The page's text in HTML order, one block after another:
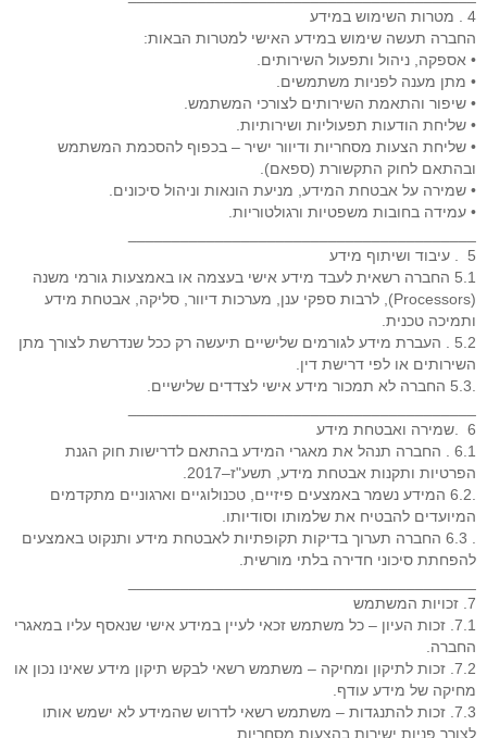
4 . מטרות השימוש במידע
החברה תעשה שימוש במידע האישי למטרות הבאות:
• אספקה, ניהול ותפעול השירותים.
• מתן מענה לפניות משתמשים.
• שיפור והתאמת השירותים לצורכי המשתמש.
• שליחת הודעות תפעוליות ושירותיות.
• שליחת הצעות מסחריות ודיוור ישיר – בכפוף להסכמת המשתמש
ובהתאם לחוק התקשורת (ספאם).
• שמירה על אבטחת המידע, מניעת הונאות וניהול סיכונים.
• עמידה בחובות משפטיות ורגולטוריות.
5 . עיבוד ושיתוף מידע
5.1 החברה רשאית לעבד מידע אישי בעצמה או באמצעות גורמי משנה
(Processors), לרבות ספקי ענן, מערכות דיוור, סליקה, אבטחת מידע
ותמיכה טכנית.
5.2 . העברת מידע לגורמים שלישיים תיעשה רק ככל שנדרשת לצורך מתן
השירותים או לפי דרישת דין.
6 .שמירה ואבטחת מידע
6.1 . החברה תנהל את מאגרי המידע בהתאם לדרישות חוק הגנת
הפרטיות ותקנות אבטחת מידע, תשע"ז–2017.
.6.2 המידע נשמר באמצעים פיזיים, טכנולוגיים וארגוניים מתקדמים
המיועדים להבטיח את שלמותו וסודיותו.
. 6.3 החברה תערוך בדיקות תקופתיות לאבטחת מידע ותנקוט באמצעים
להפחתת סיכוני חדירה בלתי מורשית.
7. זכויות המשתמש
7.1. זכות העיון – כל משתמש זכאי לעיין במידע אישי שנאסף עליו במאגרי
החברה.
7.2. זכות לתיקון ומחיקה – משתמש רשאי לבקש תיקון מידע שאינו נכון או
מחיקה של מידע עודף.
7.3. זכות להתנגדות – משתמש רשאי לדרוש שהמידע לא ישמש אותו
לצורך פניות ישירות בהצעות מסחריות.